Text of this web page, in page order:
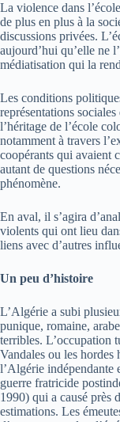
La violence dans
de plus en plus à la
discussions privées.
aujourd’hui qu’elle ne
médiatisation qui la
Les conditions
représentations
l’héritage de l’école
notamment à travers
coopérants qui avaient
autant de questions
phénomène.
En aval, il s’agira
violents qui ont lieu
liens avec d’autres
Un peu d’histoire
L’Algérie a subi
punique, romaine,
terribles. L’occupation
Vandales ou les hordes
l’Algérie indépendante
guerre fratricide
1990) qui a causé près
estimations. Les